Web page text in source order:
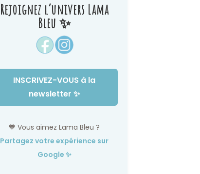
Rejoignez l’univers Lama
Bleu ✨
INSCRIVEZ-VOUS à la
newsletter ✨
💙 Vous aimez Lama Bleu ?
Partagez votre expérience sur
Google ✨